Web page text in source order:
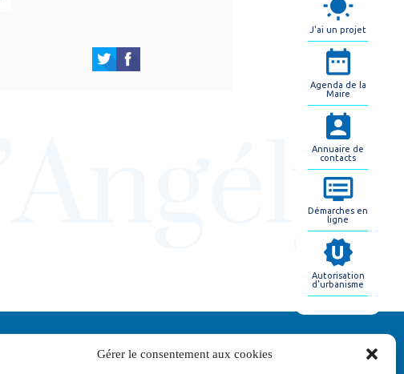
Gérer le consentement aux cookies
Ville de Saint-Jean-d'Angély
J'ai un projet
Agenda de la
Maire
Annuaire de
contacts
Démarches en
ligne
Autorisation
d'urbanisme